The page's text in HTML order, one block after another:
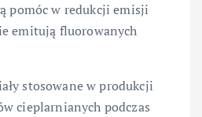
pomóc w redukcji emisji
emitują fluorowanych
stosowane w produkcji
cieplarnianych podczas